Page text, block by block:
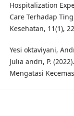
Hospitalization
Care Terhadap
Kesehatan, 11(1),
Yesi oktaviyani,
Julia andri, P.
Mengatasi